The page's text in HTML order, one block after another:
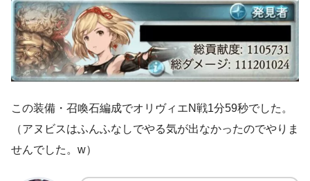
この装備・召喚石編成でオリヴィエN戦1分59秒でした。
（アヌビスはふんふなしでやる気が出なかったのでやりま
せんでした。w）